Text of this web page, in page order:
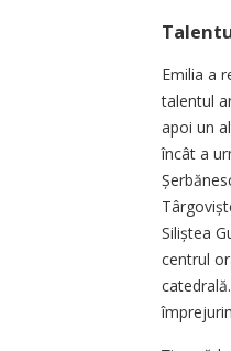
Emilia a
talentul
apoi un
încât a
Siliștea
centrul